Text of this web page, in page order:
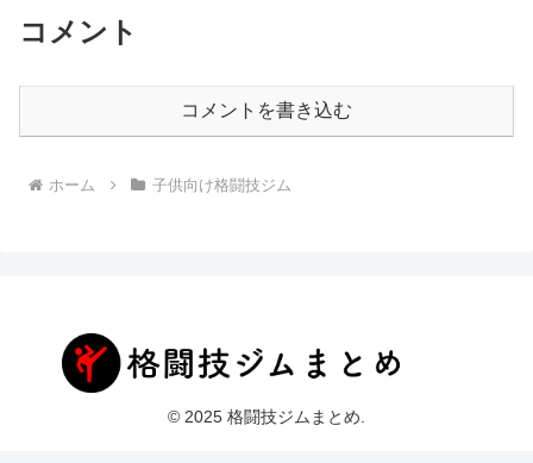
コメント
コメントを書き込む
ホーム 子供向け格闘技ジム
© 2025 格闘技ジムまとめ.